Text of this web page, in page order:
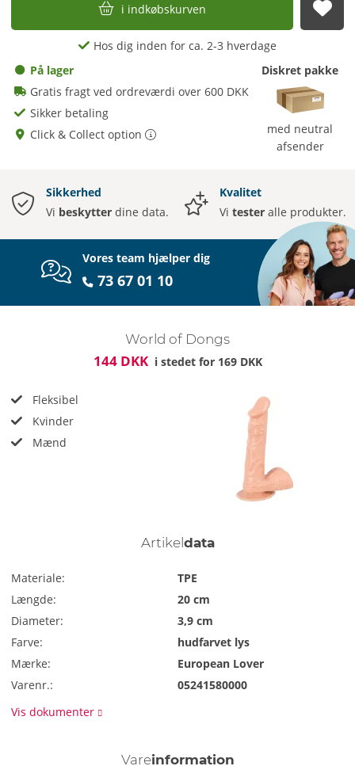
i indkøbskurven
Hos dig inden for ca. 2-3 hverdage
På lager
Gratis fragt ved ordreværdi over 600 DKK
Sikker betaling
Click & Collect option
Diskret pakke
med neutral
afsender
Sikkerhed
Vi beskytter dine data.
Kvalitet
Vi tester alle produkter.
Vores team hjælper dig
73 67 01 10
World of Dongs
144 DKK i stedet for 169 DKK
Fleksibel
Kvinder
Mænd
Artikeldata
Materiale:
TPE
Længde:
20 cm
Diameter:
3,9 cm
Farve:
hudfarvet lys
Mærke:
European Lover
Varenr.:
05241580000
Vis dokumenter
Vareinformation